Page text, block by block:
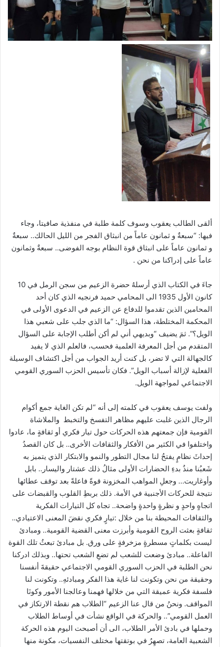
ألقى الطالب يعقوب وسوف كلمة طلبة في منفذية صافيتا، وجاء
فيها: “سبعةٌ و ثمانون عاماً من انبثاق الفجر من الليل الحالك.. سبعةٌ
و ثمانون عاماً على انبثاق قوة النظام بوجه الفوضى.. سبعةٌ وثمانون
عاماً على إدراكنا من نحن .
جاءَ في الكتاب الذي أرسلهُ حضرة الزعيم من سجن الرمل في 10
كانون الأول 1935 الى المحامي حميد فرنجيه الذي كان أحد
المحامين الذين تقدموا للدفاع عن الزعيم في الدعوى الأولى في
المحكمة المختلطة، هذا السؤال: “ما الذي جلب على شعبي هذا
الويل؟”. ثمَ يضيف “وبديهي أني لم أكن أطلب الإجابة على السؤال
المتقدم من أجل المعرفة العلمية فحسب، فالعلم الذي لا يفيد
كالجهالة التي لا تضر، بل كنت أريد الجواب من أجل اكتشاف الوسيلة
الفعلية لإزالة أسباب الويل”. فكان تأسيس الحزب السوري القومي
الاجتماعي لمواجهة الويل.
ولفت يوسف يعقوب في كلمته إلى أنه “لم تكن الغاية جمع أكوام
الرجال الذين غلبت عليهم مظاهر التفسخ والتخبط والملاشاة
القومية فإن جمعتهم هذه الحركات حول تيار فكري أو ثقافةٍ ما، عادوا
واختلفوا في الكثير من الأفكار والثقافات الأخرى.. بل كان القصدُ
إحداثَ نظامٍ يفتحُ لنا مجال التطور والنمو والابتكار الذي يتميز به
شَعبُنا منذُ بدءِ الحضارات الأولى مثالُ ذلك عشتار واليسار.. بابل
وأوغاريت… وجعلِ المواهب المخزونة قوةً فاعلةً بعد توقف عطائها
نتيجة للحركات الأجنبية في الأمة. ذلك بربطِ القلوب والقبضات على
اتجاهٍ واحدٍ و نظرةٍ واحدةٍ واضحة.. تجاه كل التيارات الفكرية
والثقافات المحيطة بنا من خلال :تيارٍ فكري نقضَ المعنى الاعتيادي..
ثقافةٍ بعثت الروح القومية وأبرزت معنى القضية القومية.. ومبادئ
ليست بكلماتٍ مسطرةٍ مزخرفةٍ على ورق. بل مبادئ تبعثُ تلك القوة
الفاعلة.. مبادئ وضعت للشعب لم تضعِ الشعب تحتها.. وبذلك ادركنا
نحن الطلبة في الحزب السوري القومي الاجتماعي حقيقةَ أنفسنا
وحقيقة من نحن وتكونت لنا غاية هذا الفكر ومبادئهِ.. وتكونت لنا
فلسفة فكرية عميقة التي من خلالها فهمنا وعالجنا الأمور وكونَا
المواقف. ونحنُ من قال عنا الزعيم “الطلاب هم نقطة الارتكاز في
العمل القومي”.. والحركة في الواقع نشأت في أوساط الطلاب
وحملها في بادئ الأمر الطلاب، الى أن أصبحت اليوم هذه الحركة
الشعبية العامة، تصهِرُ في بوتقتها مختلف النفسيات، مكونة منها